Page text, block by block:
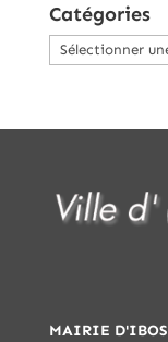
Catégories
Catégories
MAIRIE D'IBOS